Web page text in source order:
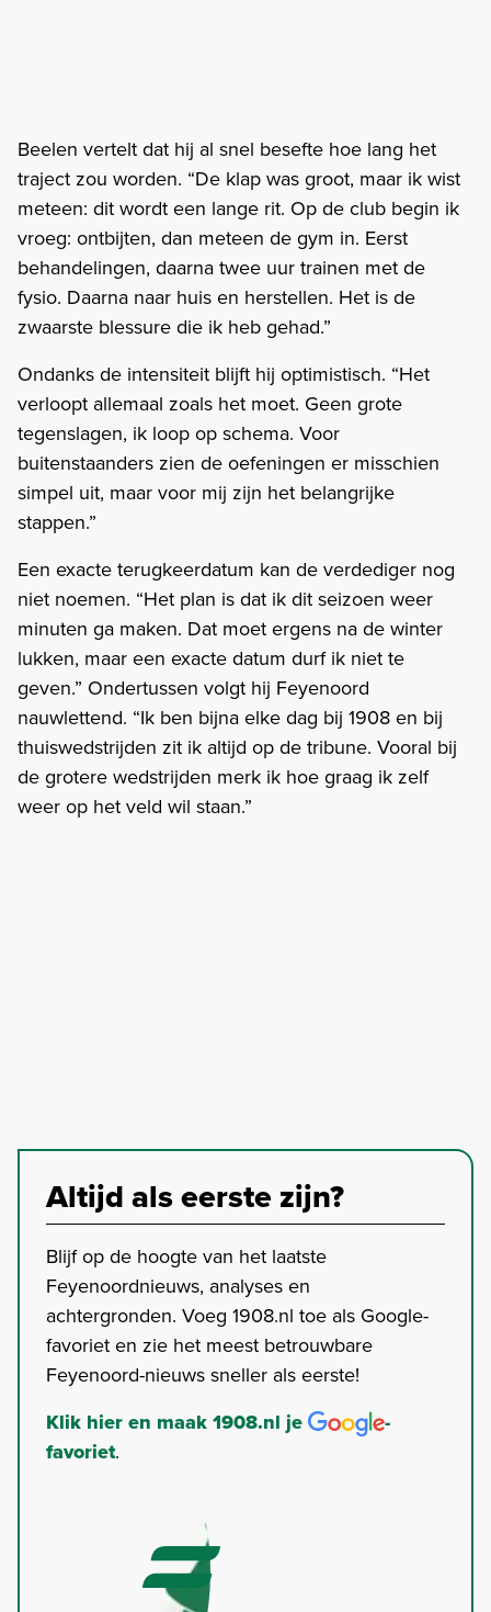
Beelen vertelt dat hij al snel besefte hoe lang het
traject zou worden. “De klap was groot, maar ik wist
meteen: dit wordt een lange rit. Op de club begin ik
vroeg: ontbijten, dan meteen de gym in. Eerst
behandelingen, daarna twee uur trainen met de
fysio. Daarna naar huis en herstellen. Het is de
zwaarste blessure die ik heb gehad.”
Ondanks de intensiteit blijft hij optimistisch. “Het
verloopt allemaal zoals het moet. Geen grote
tegenslagen, ik loop op schema. Voor
buitenstaanders zien de oefeningen er misschien
simpel uit, maar voor mij zijn het belangrijke
stappen.”
Een exacte terugkeerdatum kan de verdediger nog
niet noemen. “Het plan is dat ik dit seizoen weer
minuten ga maken. Dat moet ergens na de winter
lukken, maar een exacte datum durf ik niet te
geven.” Ondertussen volgt hij Feyenoord
nauwlettend. “Ik ben bijna elke dag bij 1908 en bij
thuiswedstrijden zit ik altijd op de tribune. Vooral bij
de grotere wedstrijden merk ik hoe graag ik zelf
weer op het veld wil staan.”
Altijd als eerste zijn?
Blijf op de hoogte van het laatste
Feyenoordnieuws, analyses en
achtergronden. Voeg 1908.nl toe als Google-
favoriet en zie het meest betrouwbare
Feyenoord-nieuws sneller als eerste!
Klik hier en maak 1908.nl je
-
favoriet.